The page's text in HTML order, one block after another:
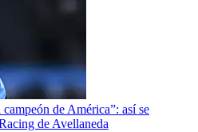
de América”: así se
de Avellaneda